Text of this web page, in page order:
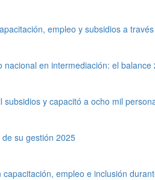
empleo y subsidios a
en intermediación: el balance
y capacitó a ocho mil
su gestión 2025
empleo e inclusión